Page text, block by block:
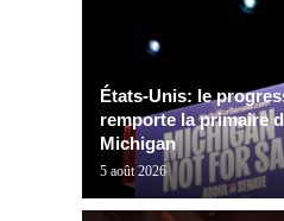
États-Unis: le
remporte la primaire
Michigan
5 août 2026